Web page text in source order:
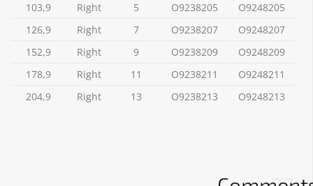
O9248205
O9238205
5
Right
103,9
O9248207
O9238207
7
Right
126,9
O9248209
O9238209
9
Right
152,9
O9248211
O9238211
11
Right
178,9
O9248213
O9238213
13
Right
204,9